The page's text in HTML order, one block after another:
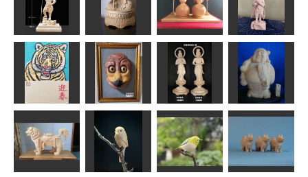
わらべ風神雷
神
kiyonk
ペンダント
ヘソベイ
スズメ part II
MINI
金魚
MINI
増長天 お地蔵さん
茶々丸
お雛さま
Ｎ(エヌ)
真達羅大将
みっちゃん
年賀状「寅」3
道刃物★所蔵参考
烏鳥
内藤武宝
阿弥陀如来脇
侍
まあちゃん
布袋様